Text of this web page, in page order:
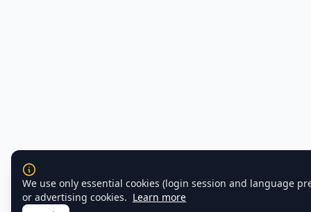
We use only essential cookies (login session and language
or advertising cookies. Learn more